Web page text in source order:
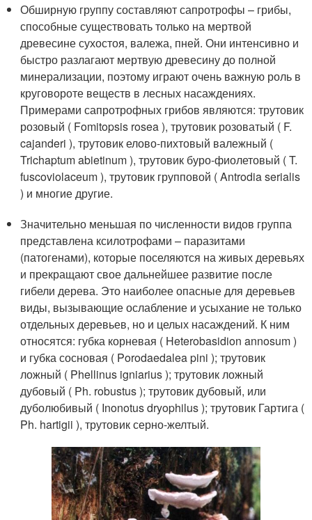
Обширную группу составляют сапротрофы – грибы,
способные существовать только на мертвой
древесине сухостоя, валежа, пней. Они интенсивно и
быстро разлагают мертвую древесину до полной
минерализации, поэтому играют очень важную роль в
круговороте веществ в лесных насаждениях.
Примерами сапротрофных грибов являются: трутовик
розовый ( Fomitopsis rosea ), трутовик розоватый ( F.
cajanderi ), трутовик елово-пихтовый валежный (
Trichaptum abietinum ), трутовик буро-фиолетовый ( T.
fuscoviolaceum ), трутовик групповой ( Antrodia serialis
) и многие другие.
Значительно меньшая по численности видов группа
представлена ксилотрофами – паразитами
(патогенами), которые поселяются на живых деревьях
и прекращают свое дальнейшее развитие после
гибели дерева. Это наиболее опасные для деревьев
виды, вызывающие ослабление и усыхание не только
отдельных деревьев, но и целых насаждений. К ним
относятся: губка корневая ( Heterobasidion annosum )
и губка сосновая ( Porodaedalea pini ); трутовик
ложный ( Phellinus igniarius ); трутовик ложный
дубовый ( Ph. robustus ); трутовик дубовый, или
дуболюбивый ( Inonotus dryophilus ); трутовик Гартига (
Ph. hartigii ), трутовик серно-желтый.